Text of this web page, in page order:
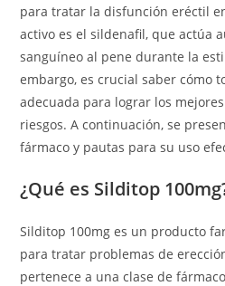
para tratar la disfunción eréctil
activo es el sildenafil, que actúa
sanguíneo al pene durante la
embargo, es crucial saber cómo
adecuada para lograr los
riesgos. A continuación, se
fármaco y pautas para su uso
¿Qué es Silditop
Silditop 100mg es un producto
para tratar problemas de
pertenece a una clase de